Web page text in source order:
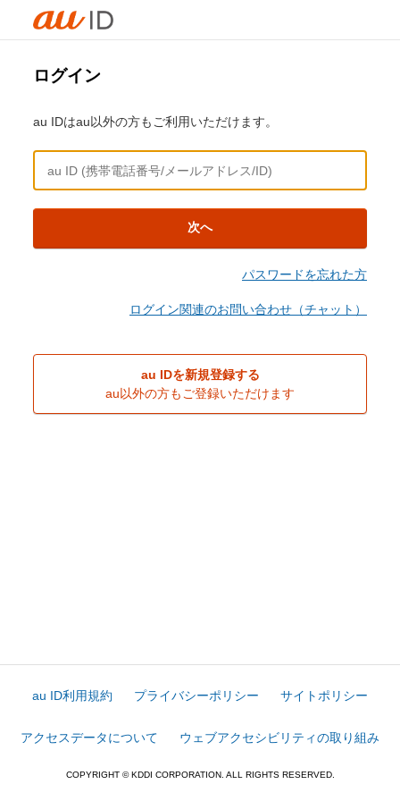
ログイン
au IDはau以外の方もご利用いただけます。
次へ
パスワードを忘れた方
ログイン関連のお問い合わせ（チャット）
au IDを新規登録する
au以外の方もご登録いただけます
au ID利用規約 プライバシーポリシー サイトポリシー
アクセスデータについて ウェブアクセシビリティの取り組み
COPYRIGHT © KDDI CORPORATION. ALL RIGHTS RESERVED.